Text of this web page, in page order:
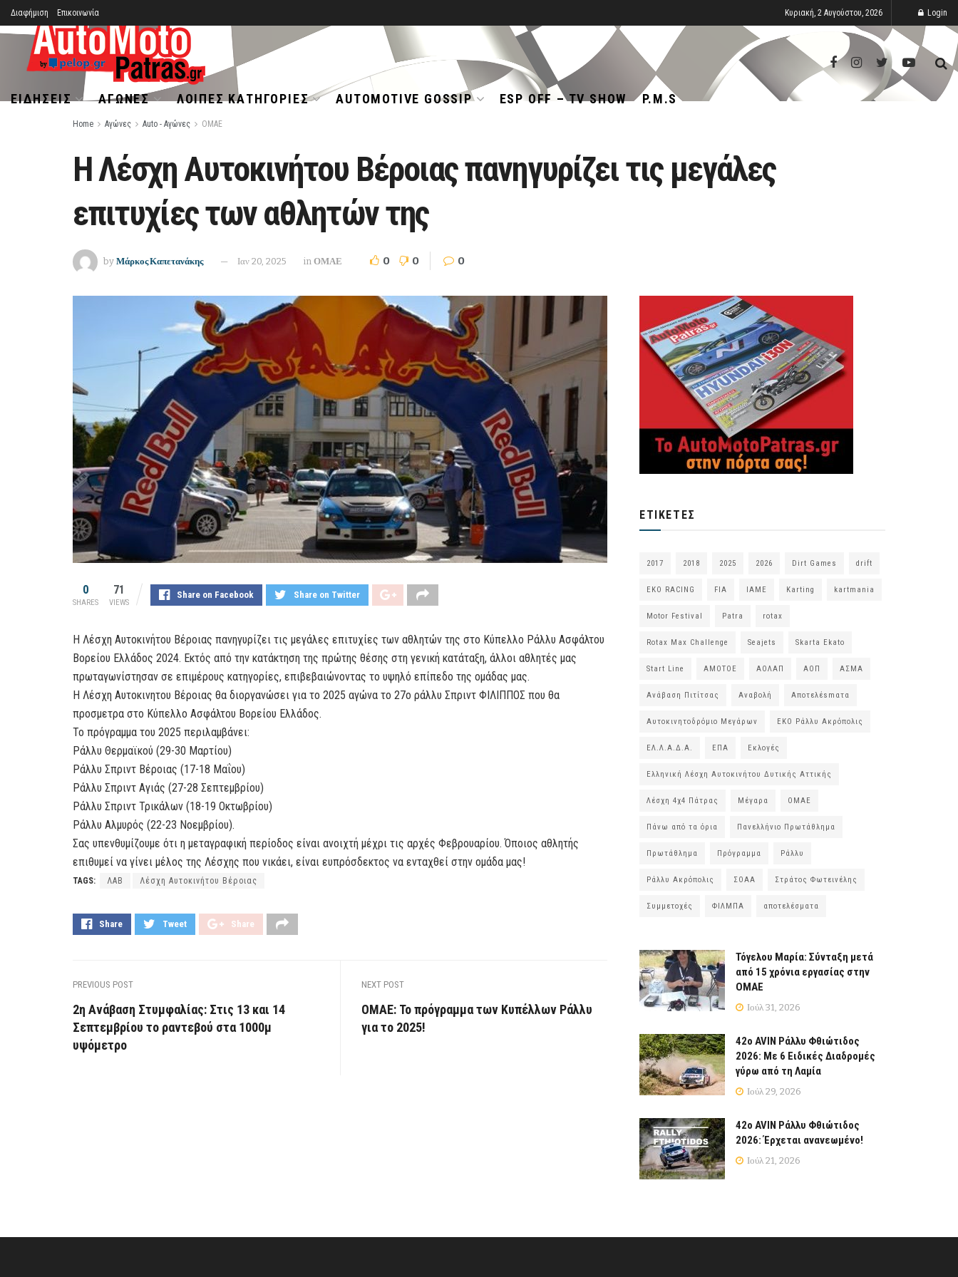
Διαφήμιση Επικοινωνία Κυριακή, 2 Αυγούστου, 2026 Login
ΕΙΔΉΣΕΙΣ ΑΓΏΝΕΣ ΛΟΙΠΈΣ ΚΑΤΗΓΟΡΊΕΣ AUTOMOTIVE GOSSIP ESP OFF – TV SHOW P.M.S
Home Αγώνες Auto - Αγώνες ΟΜΑΕ
Η Λέσχη Αυτοκινήτου Βέροιας πανηγυρίζει τις μεγάλες
επιτυχίες των αθλητών της
by Μάρκος Καπετανάκης Ιαν 20, 2025 in ΟΜΑΕ 0 0 0
0
SHARES
71
VIEWS
Share on Facebook Share on Twitter
Η Λέσχη Αυτοκινήτου Βέροιας πανηγυρίζει τις μεγάλες επιτυχίες των αθλητών της στο Κύπελλο Ράλλυ Ασφάλτου
Βορείου Ελλάδος 2024. Εκτός από την κατάκτηση της πρώτης θέσης στη γενική κατάταξη, άλλοι αθλητές μας
πρωταγωνίστησαν σε επιμέρους κατηγορίες, επιβεβαιώνοντας το υψηλό επίπεδο της ομάδας μας.
Η Λέσχη Αυτοκινητου Βέροιας θα διοργανώσει για το 2025 αγώνα το 27ο ράλλυ Σπριντ ΦΙΛΙΠΠΟΣ που θα
προσμετρα στο Κύπελλο Ασφάλτου Βορείου Ελλάδος.
Το πρόγραμμα του 2025 περιλαμβάνει:
Ράλλυ Θερμαϊκού (29-30 Μαρτίου)
Ράλλυ Σπριντ Βέροιας (17-18 Μαΐου)
Ράλλυ Σπριντ Αγιάς (27-28 Σεπτεμβρίου)
Ράλλυ Σπριντ Τρικάλων (18-19 Οκτωβρίου)
Ράλλυ Αλμυρός (22-23 Νοεμβρίου).
Σας υπενθυμίζουμε ότι η μεταγραφική περίοδος είναι ανοιχτή μέχρι τις αρχές Φεβρουαρίου. Όποιος αθλητής
επιθυμεί να γίνει μέλος της Λέσχης που νικάει, είναι ευπρόσδεκτος να ενταχθεί στην ομάδα μας!
TAGS: ΛΑΒ Λέσχη Αυτοκινήτου Βέροιας
Share Tweet Share
PREVIOUS POST
2η Ανάβαση Στυμφαλίας: Στις 13 και 14
Σεπτεμβρίου το ραντεβού στα 1000μ
υψόμετρο
NEXT POST
ΟΜΑΕ: Το πρόγραμμα των Κυπέλλων Ράλλυ
για το 2025!
ΕΤΙΚΈΤΕΣ
2017 2018 2025 2026 Dirt Games drift
EKO RACING FIA IAME Karting kartmania
Motor Festival Patra rotax
Rotax Max Challenge Seajets Skarta Ekato
Start Line ΑΜΟΤΟΕ ΑΟΛΑΠ ΑΟΠ ΑΣΜΑ
Ανάβαση Πιτίτσας Αναβολή Αποτελέsmατα
Αυτοκινητοδρόμιο Μεγάρων ΕΚΟ Ράλλυ Ακρόπολις
ΕΛ.Λ.Α.Δ.Α. ΕΠΑ Εκλογές
Ελληνική Λέσχη Αυτοκινήτου Δυτικής Αττικής
Λέσχη 4χ4 Πάτρας Μέγαρα ΟΜΑΕ
Πάνω από τα όρια Πανελλήνιο Πρωτάθλημα
Πρωτάθλημα Πρόγραμμα Ράλλυ
Ράλλυ Ακρόπολις ΣΟΑΑ Στράτος Φωτεινέλης
Συμμετοχές ΦΙΛΜΠΑ αποτελέσματα
Τόγελου Μαρία: Σύνταξη μετά
από 15 χρόνια εργασίας στην
ΟΜΑΕ
Ιούλ 31, 2026
42ο AVIN Ράλλυ Φθιώτιδος
2026: Με 6 Ειδικές Διαδρομές
γύρω από τη Λαμία
Ιούλ 29, 2026
42ο AVIN Ράλλυ Φθιώτιδος
2026: Έρχεται ανανεωμένο!
Ιούλ 21, 2026